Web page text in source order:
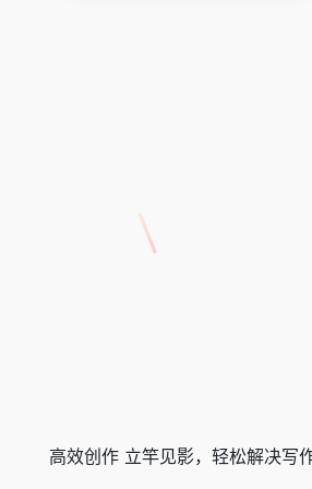
高效创作 立竿见影，轻松解决写